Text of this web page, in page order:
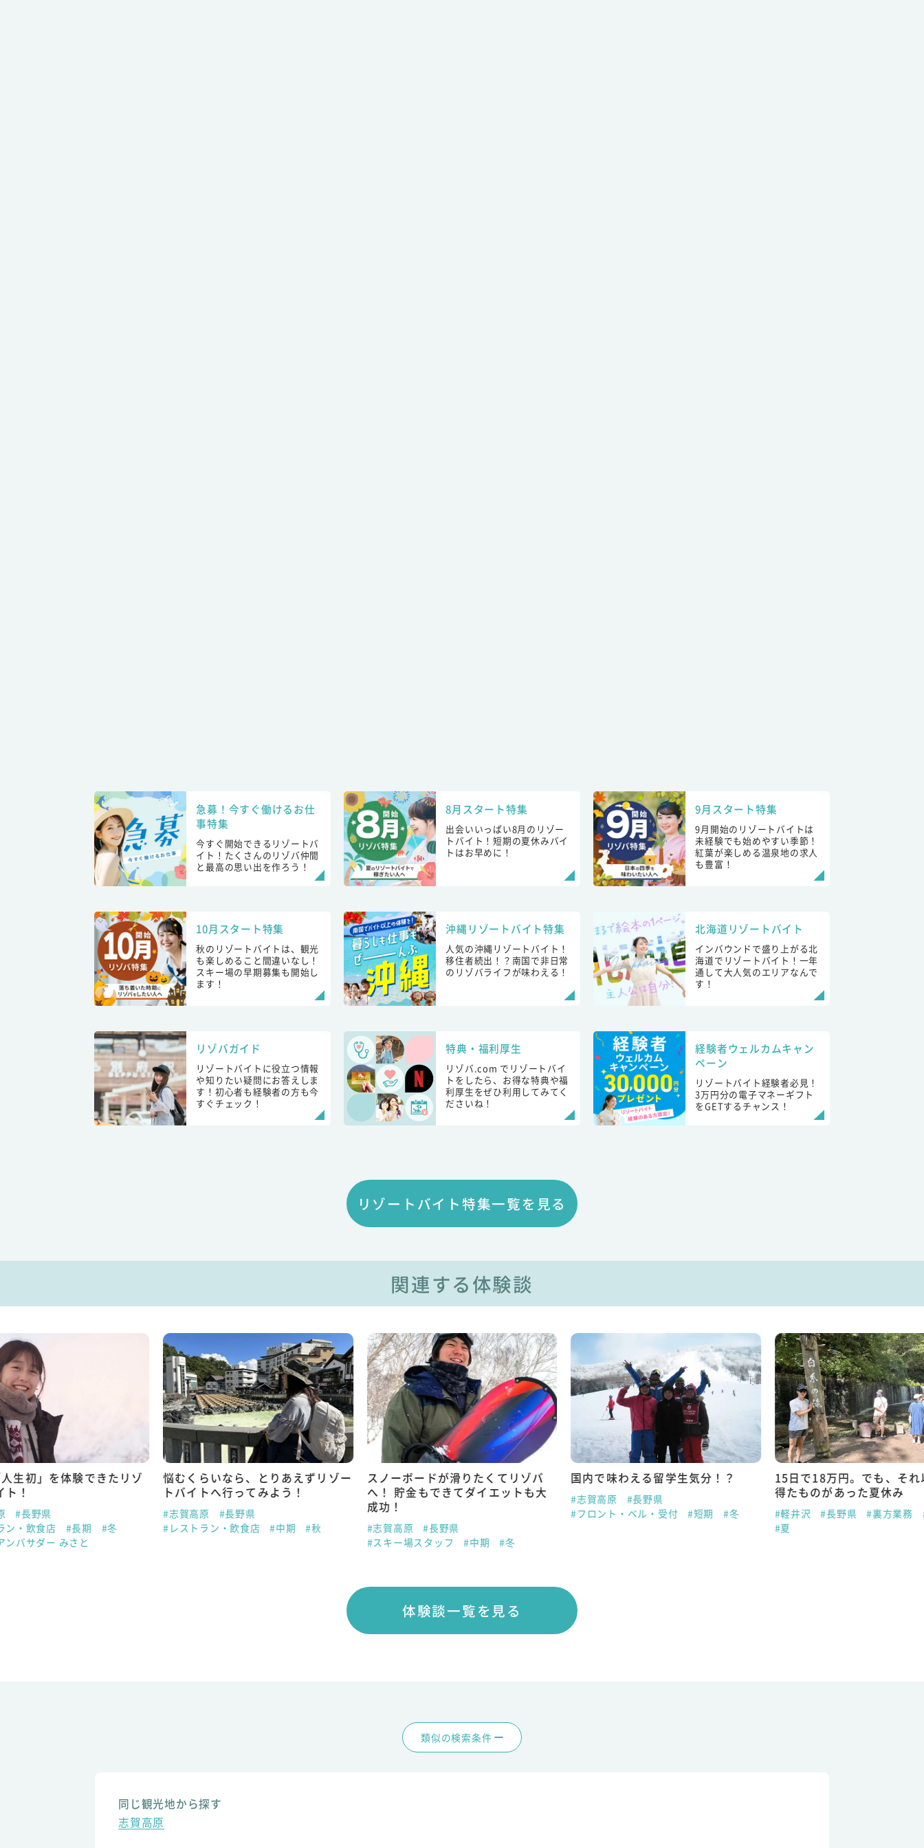
急募！今すぐ働けるお仕
事特集
今すぐ開始できるリゾートバ
イト！たくさんのリゾバ仲間
と最高の思い出を作ろう！
8月スタート特集
出会いいっぱい8月のリゾー
トバイト！短期の夏休みバイ
トはお早めに！
9月スタート特集
9月開始のリゾートバイトは
未経験でも始めやすい季節！
紅葉が楽しめる温泉地の求人
も豊富！
10月スタート特集
秋のリゾートバイトは、観光
も楽しめること間違いなし！
スキー場の早期募集も開始し
ます！
沖縄リゾートバイト特集
人気の沖縄リゾートバイト！
移住者続出！？南国で非日常
のリゾバライフが味わえる！
北海道リゾートバイト
インバウンドで盛り上がる北
海道でリゾートバイト！一年
通して大人気のエリアなんで
す！
リゾバガイド
リゾートバイトに役立つ情報
や知りたい疑問にお答えしま
す！初心者も経験者の方も今
すぐチェック！
特典・福利厚生
リゾバ.com でリゾートバイ
トをしたら、お得な特典や福
利厚生をぜひ利用してみてく
ださいね！
経験者ウェルカムキャン
ペーン
リゾートバイト経験者必見！
3万円分の電子マネーギフト
をGETするチャンス！
リゾートバイト特集一覧を見る
関連する体験談
生初」を体験できたリゾ
！
#長野県
ン・飲食店
#長期
#冬
ンバサダー みさと
悩むくらいなら、とりあえずリゾー
トバイトへ行ってみよう！
#志賀高原
#長野県
#レストラン・飲食店
#中期 #秋
スノーボードが滑りたくてリゾバ
へ！ 貯金もできてダイエットも大
成功！
#志賀高原
#長野県
#スキー場スタッフ
#中期 #冬
国内で味わえる留学生気分！？
#志賀高原
#長野県
#フロント・ベル・受付
#短期 #冬
15日で18万円。でも、それ
得たものがあった夏休み
#軽井沢 #長野県 #裏方業務
#夏
体験談一覧を見る
類似の検索条件
同じ観光地から探す
志賀高原